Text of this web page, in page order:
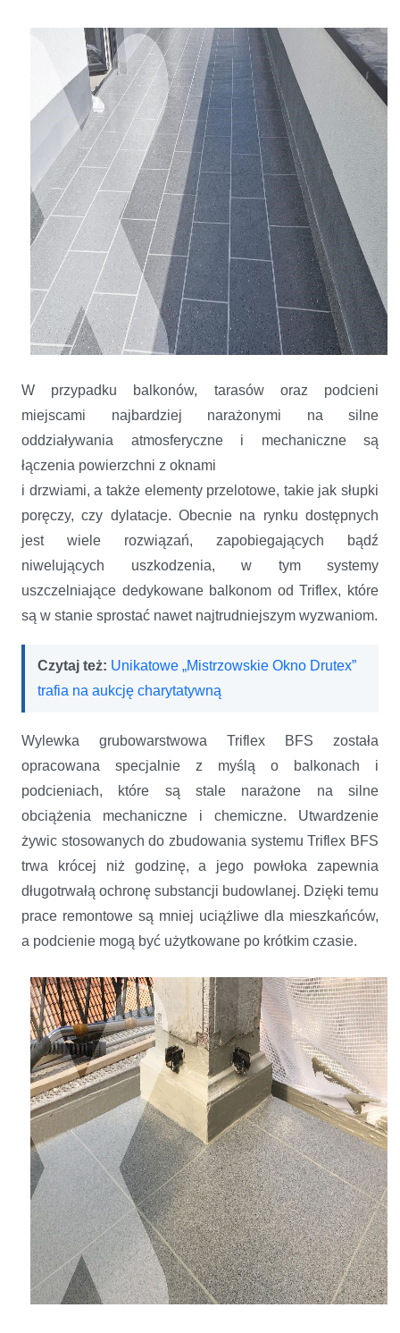
W przypadku balkonów, tarasów oraz podcieni
miejscami najbardziej narażonymi na silne
oddziaływania atmosferyczne i mechaniczne są
łączenia powierzchni z oknami
i drzwiami, a także elementy przelotowe, takie jak słupki
poręczy, czy dylatacje. Obecnie na rynku dostępnych
jest wiele rozwiązań, zapobiegających bądź
niwelujących uszkodzenia, w tym systemy
uszczelniające dedykowane balkonom od Triflex, które
są w stanie sprostać nawet najtrudniejszym wyzwaniom.
Czytaj też: Unikatowe „Mistrzowskie Okno Drutex”
trafia na aukcję charytatywną
Wylewka grubowarstwowa Triflex BFS została
opracowana specjalnie z myślą o balkonach i
podcieniach, które są stale narażone na silne
obciążenia mechaniczne i chemiczne. Utwardzenie
żywic stosowanych do zbudowania systemu Triflex BFS
trwa krócej niż godzinę, a jego powłoka zapewnia
długotrwałą ochronę substancji budowlanej. Dzięki temu
prace remontowe są mniej uciążliwe dla mieszkańców,
a podcienie mogą być użytkowane po krótkim czasie.